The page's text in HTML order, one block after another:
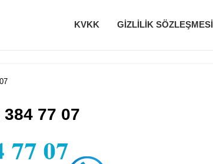
KVKK GIZLILIK SÖZLEŞMESI
77 07